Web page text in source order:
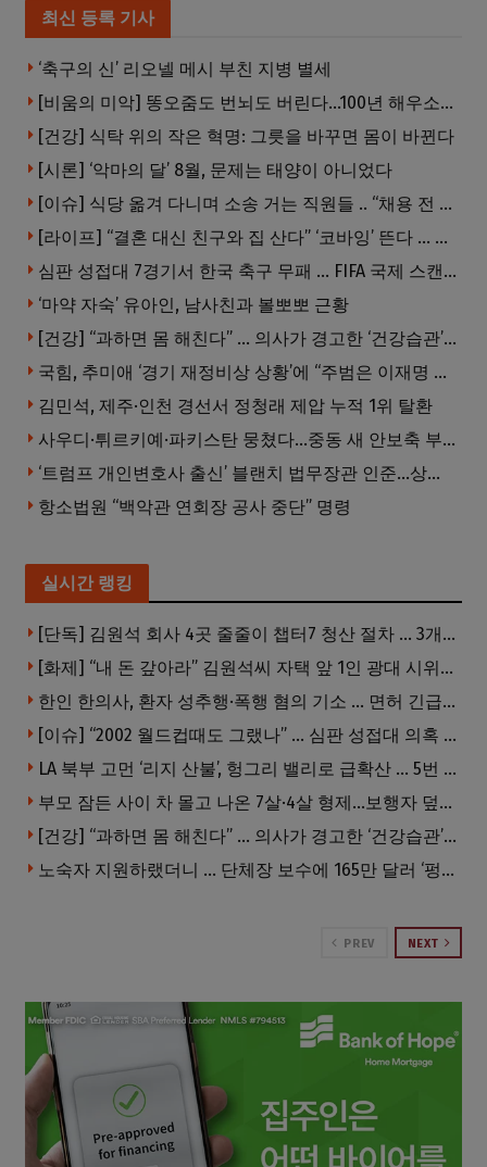
최신 등록 기사
‘축구의 신’ 리오넬 메시 부친 지병 별세
[비움의 미악] 똥오줌도 번뇌도 버린다…100년 해우소의 철학
[건강] 식탁 위의 작은 혁명: 그릇을 바꾸면 몸이 바뀐다
[시론] ‘악마의 달’ 8월, 문제는 태양이 아니었다
[이슈] 식당 옮겨 다니며 소송 거는 직원들 .. “채용 전 반드시 확인해야”
[라이프] “결혼 대신 친구와 집 산다” ‘코바잉’ 뜬다 … 내 집 마련 공식 바뀌었다
심판 성접대 7경기서 한국 축구 무패 … FIFA 국제 스캔들 번지나
‘마약 자숙’ 유아인, 남사친과 볼뽀뽀 근황
[건강] “과하면 몸 해친다” … 의사가 경고한 ‘건강습관’ 5가지
국힘, 추미애 ‘경기 재정비상 상황’에 “주범은 이재명 전 지사”
김민석, 제주·인천 경선서 정청래 제압 누적 1위 탈환
사우디·튀르키예·파키스탄 뭉쳤다…중동 새 안보축 부상하나
‘트럼프 개인변호사 출신’ 블랜치 법무장관 인준…상원 50대49 가결
항소법원 “백악관 연회장 공사 중단” 명령
실시간 랭킹
[단독] 김원석 회사 4곳 줄줄이 챕터7 청산 절차 … 3개 법인 같은 날 동시 파산 신청
[화제] “내 돈 갚아라” 김원석씨 자택 앞 1인 광대 시위 … 한인 투자사, “108만 달러 못받아”
한인 한의사, 환자 성추행·폭행 혐의 기소 … 면허 긴급정지
[이슈] “2002 월드컵때도 그랬나” … 심판 성접대 의혹 해외로 일파만파, 4강 신화까지 불똥
LA 북부 고먼 ‘리지 산불’, 헝그리 밸리로 급확산 … 5번 Fwy 양방향 전면 폐쇄
부모 잠든 사이 차 몰고 나온 7살·4살 형제…보행자 덮쳐 중태
[건강] “과하면 몸 해친다” … 의사가 경고한 ‘건강습관’ 5가지
노숙자 지원하랬더니 … 단체장 보수에 165만 달러 ‘펑펑’
PREV NEXT